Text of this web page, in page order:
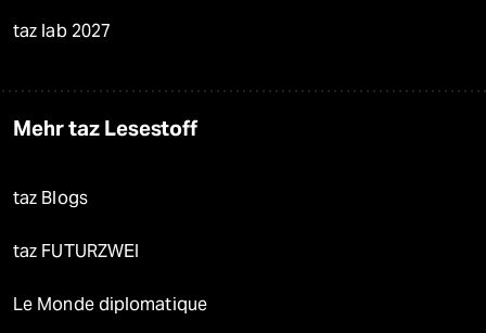
taz lab 2027
Mehr taz Lesestoff
taz Blogs
taz FUTURZWEI
Le Monde diplomatique